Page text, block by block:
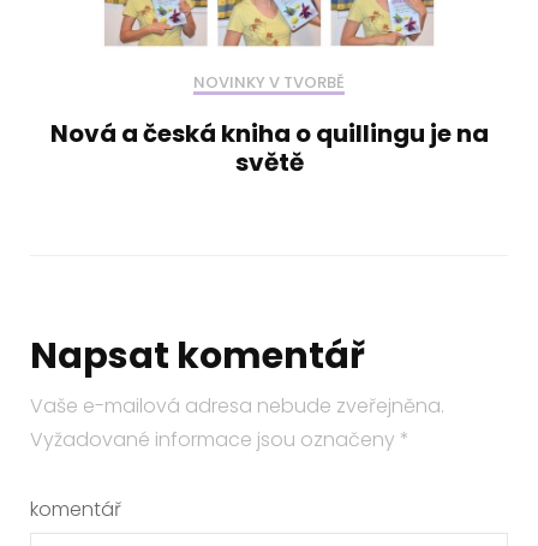
NOVINKY V TVORBĚ
Nová a česká kniha o quillingu je na
světě
Napsat komentář
Vaše e-mailová adresa nebude zveřejněna.
Vyžadované informace jsou označeny *
komentář